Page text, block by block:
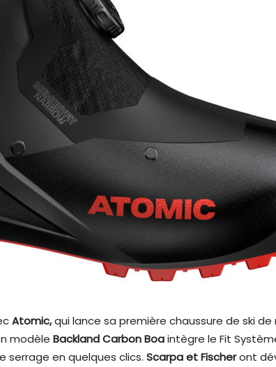
Atomic,qui lance sa première chaussure de ski
modèle Backland Carbon Boaintègre le Fit
serrage en quelques clics. Scarpa et Fischeront